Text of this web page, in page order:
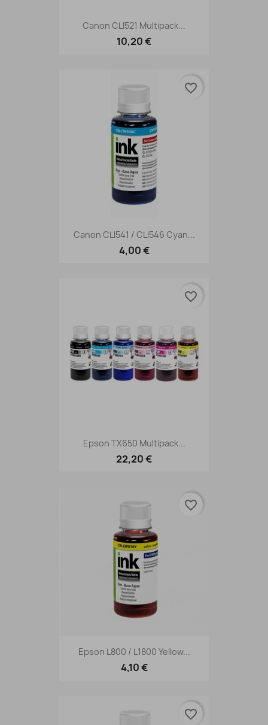
Canon CLI521 Multipack...
10,20 €
Canon CLI541 / CLI546 Cyan...
4,00 €
favorite_border
Epson TX650 Multipack...
22,20 €
favorite_border
Epson L800 / L1800 Yellow...
4,10 €
favorite_border
favorite_border